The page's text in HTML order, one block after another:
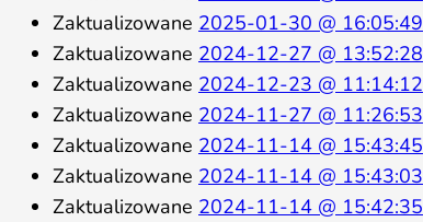
Zaktualizowane 2025-01-30 @ 16:05:49
Zaktualizowane 2024-12-27 @ 13:52:28
Zaktualizowane 2024-12-23 @ 11:14:12
Zaktualizowane 2024-11-27 @ 11:26:53
Zaktualizowane 2024-11-14 @ 15:43:45
Zaktualizowane 2024-11-14 @ 15:43:03
Zaktualizowane 2024-11-14 @ 15:42:35